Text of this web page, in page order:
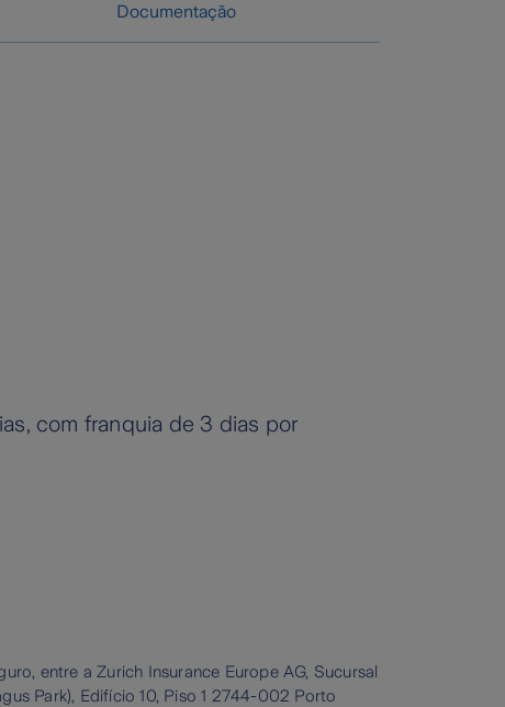
Documentação
com franquia de 3 dias por
entre a Zurich Insurance Europe AG, Sucursal
Park), Edifício 10, Piso 1 2744-002 Porto